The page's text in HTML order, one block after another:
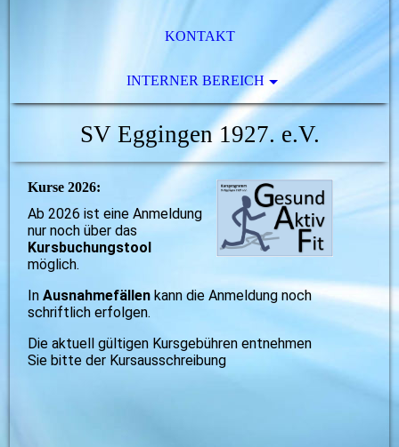
KONTAKT
INTERNER BEREICH
SV Eggingen 1927. e.V.
Kurse 2026:
Ab 2026 ist eine Anmeldung
nur noch über das
Kursbuchungstool
möglich.
InAusnahmefällen kann die Anmeldung noch
schriftlich erfolgen.
Die aktuell gültigen Kursgebühren entnehmen
Sie bitte der Kursausschreibung